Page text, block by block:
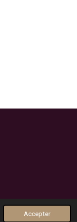
Accepter